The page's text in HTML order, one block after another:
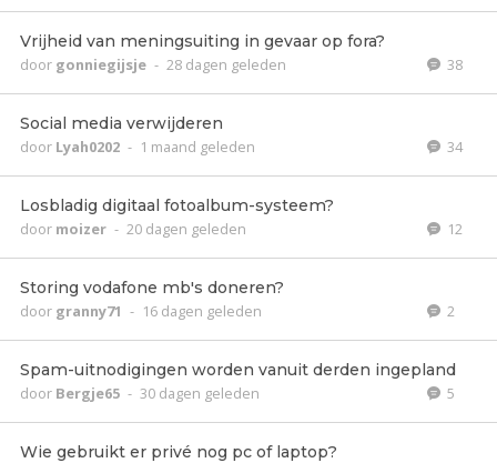
Vrijheid van meningsuiting in gevaar op fora?
door gonniegijsje - 28 dagen geleden 38
Social media verwijderen
door Lyah0202 - 1 maand geleden 34
Losbladig digitaal fotoalbum-systeem?
door moizer - 20 dagen geleden 12
Storing vodafone mb's doneren?
door granny71 - 16 dagen geleden 2
Spam-uitnodigingen worden vanuit derden ingepland
door Bergje65 - 30 dagen geleden 5
Wie gebruikt er privé nog pc of laptop?